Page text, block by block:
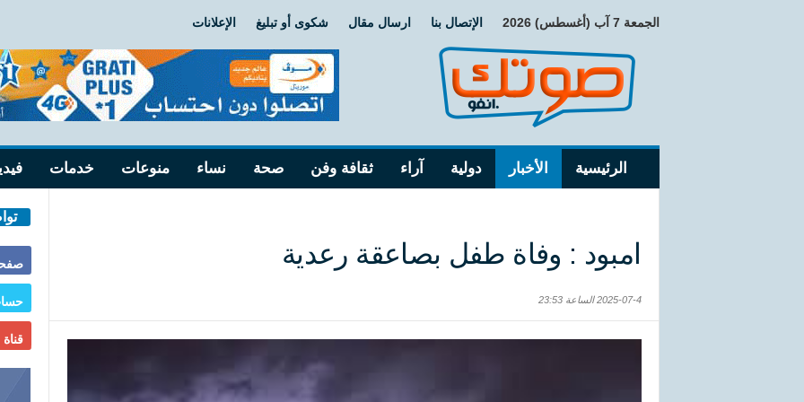
الجمعة 7 آب (أغسطس) 2026 الإتصال بنا ارسال مقال شكوى أو تبليغ الإعلانات
الرئيسية الأخبار دولية آراء ثقافة وفن صحة نساء منوعات خدمات
امبود : وفاة طفل بصاعقة رعدية
2025-07-4 الساعة 23:53